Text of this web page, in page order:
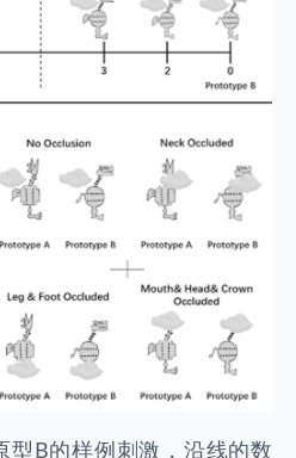
型B的样例刺激，沿线的数